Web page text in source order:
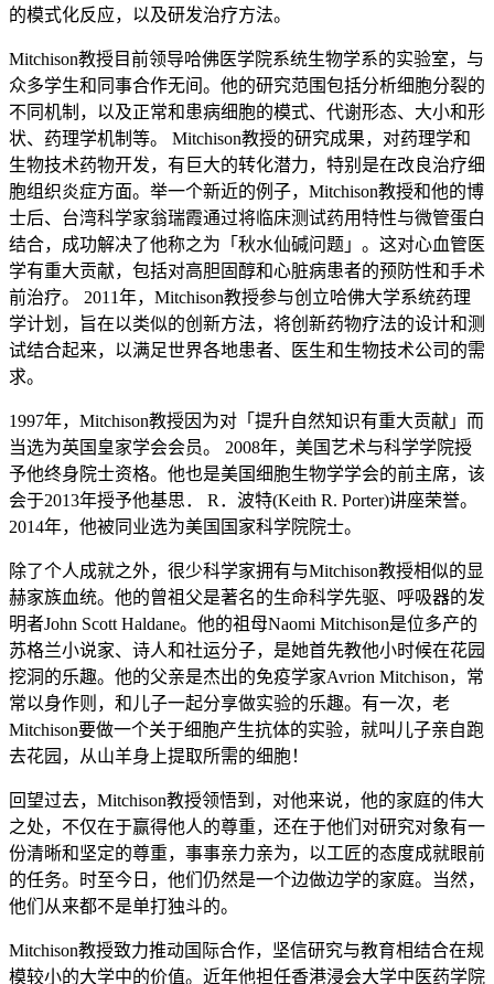
的模式化反应，以及研发治疗方法。
Mitchison教授目前领导哈佛医学院系统生物学系的实验室，与
众多学生和同事合作无间。他的研究范围包括分析细胞分裂的
不同机制，以及正常和患病细胞的模式、代谢形态、大小和形
状、药理学机制等。 Mitchison教授的研究成果，对药理学和
生物技术药物开发，有巨大的转化潜力，特别是在改良治疗细
胞组织炎症方面。举一个新近的例子，Mitchison教授和他的博
士后、台湾科学家翁瑞霞通过将临床测试药用特性与微管蛋白
结合，成功解决了他称之为「秋水仙碱问题」。这对心血管医
学有重大贡献，包括对高胆固醇和心脏病患者的预防性和手术
前治疗。 2011年，Mitchison教授参与创立哈佛大学系统药理
学计划，旨在以类似的创新方法，将创新药物疗法的设计和测
试结合起来，以满足世界各地患者、医生和生物技术公司的需
求。
1997年，Mitchison教授因为对「提升自然知识有重大贡献」而
当选为英国皇家学会会员。 2008年，美国艺术与科学学院授
予他终身院士资格。他也是美国细胞生物学学会的前主席，该
会于2013年授予他基思． R．波特(Keith R. Porter)讲座荣誉。
2014年，他被同业选为美国国家科学院院士。
除了个人成就之外，很少科学家拥有与Mitchison教授相似的显
赫家族血统。他的曾祖父是著名的生命科学先驱、呼吸器的发
明者John Scott Haldane。他的祖母Naomi Mitchison是位多产的
苏格兰小说家、诗人和社运分子，是她首先教他小时候在花园
挖洞的乐趣。他的父亲是杰出的免疫学家Avrion Mitchison，常
常以身作则，和儿子一起分享做实验的乐趣。有一次，老
Mitchison要做一个关于细胞产生抗体的实验，就叫儿子亲自跑
去花园，从山羊身上提取所需的细胞！
回望过去，Mitchison教授领悟到，对他来说，他的家庭的伟大
之处，不仅在于赢得他人的尊重，还在于他们对研究对象有一
份清晰和坚定的尊重，事事亲力亲为，以工匠的态度成就眼前
的任务。时至今日，他们仍然是一个边做边学的家庭。当然，
他们从来都不是单打独斗的。
Mitchison教授致力推动国际合作，坚信研究与教育相结合在规
模较小的大学中的价值。近年他担任香港浸会大学中医药学院